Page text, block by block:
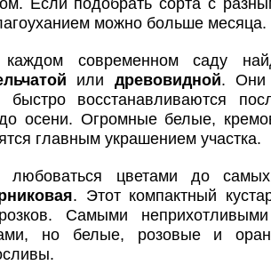
Если подобрать сорта с
можно больше месяца.
каждом современном саду
или древовидной. Они
быстро восстанавливаются
осени. Огромные белые,
главным украшением участка.
любоваться цветами до
. Этот компактный
Самыми
но белые, розовые и